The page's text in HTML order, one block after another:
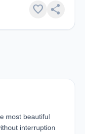
favorite share
most beautiful
interruption